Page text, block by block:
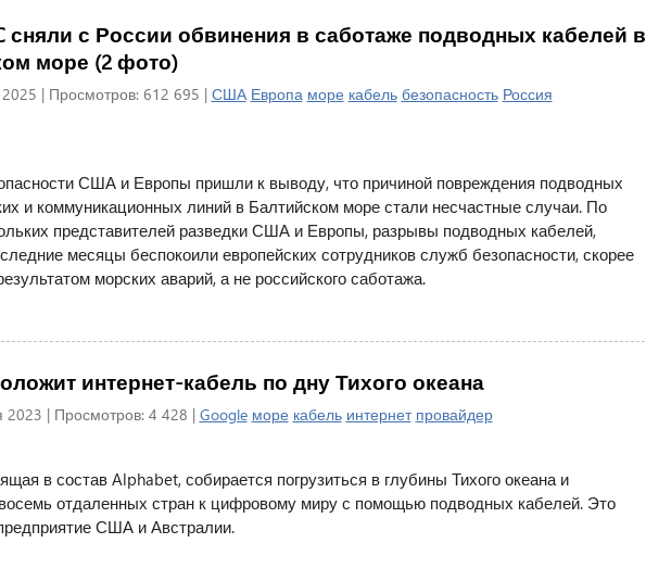
с России обвинения в саботаже подводных кабелей в
море (2 фото)
| Просмотров: 612 695 | США Европа море кабель безопасность Россия
США и Европы пришли к выводу, что причиной повреждения подводных
и коммуникационных линий в Балтийском море стали несчастные случаи. По
представителей разведки США и Европы, разрывы подводных кабелей,
месяцы беспокоили европейских сотрудников служб безопасности, скорее
морских аварий, а не российского саботажа.
интернет-кабель по дну Тихого океана
2023 | Просмотров: 4 428 | Google море кабель интернет провайдер
в состав Alphabet, собирается погрузиться в глубины Тихого океана и
отдаленных стран к цифровому миру с помощью подводных кабелей. Это
США и Австралии.